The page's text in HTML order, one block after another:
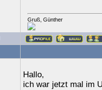
Gruß, Günther
Hallo,
ich war jetzt mal im